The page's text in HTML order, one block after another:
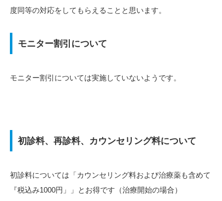
度同等の対応をしてもらえることと思います。
モニター割引について
モニター割引については実施していないようです。
初診料、再診料、カウンセリング料について
初診料については「カウンセリング料および治療薬も含めて
『税込み1000円」」とお得です（治療開始の場合）